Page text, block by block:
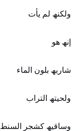
ولكنھ لم يأت
إنھ ھو
شاربھ بلون الماء
ولحيتھ التراب
وساقيھ كشجر السنط